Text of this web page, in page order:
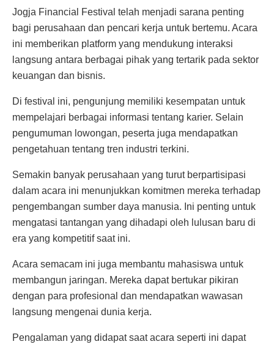
Jogja Financial Festival telah menjadi sarana penting
bagi perusahaan dan pencari kerja untuk bertemu. Acara
ini memberikan platform yang mendukung interaksi
langsung antara berbagai pihak yang tertarik pada sektor
keuangan dan bisnis.
Di festival ini, pengunjung memiliki kesempatan untuk
mempelajari berbagai informasi tentang karier. Selain
pengumuman lowongan, peserta juga mendapatkan
pengetahuan tentang tren industri terkini.
Semakin banyak perusahaan yang turut berpartisipasi
dalam acara ini menunjukkan komitmen mereka terhadap
pengembangan sumber daya manusia. Ini penting untuk
mengatasi tantangan yang dihadapi oleh lulusan baru di
era yang kompetitif saat ini.
Acara semacam ini juga membantu mahasiswa untuk
membangun jaringan. Mereka dapat bertukar pikiran
dengan para profesional dan mendapatkan wawasan
langsung mengenai dunia kerja.
Pengalaman yang didapat saat acara seperti ini dapat